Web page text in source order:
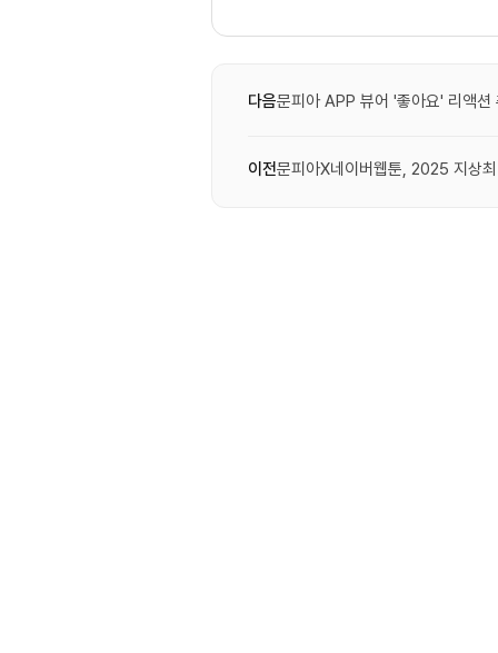
다음문피아 APP 뷰어 '좋아요' 리액션
이전문피아X네이버웹툰, 2025 지상